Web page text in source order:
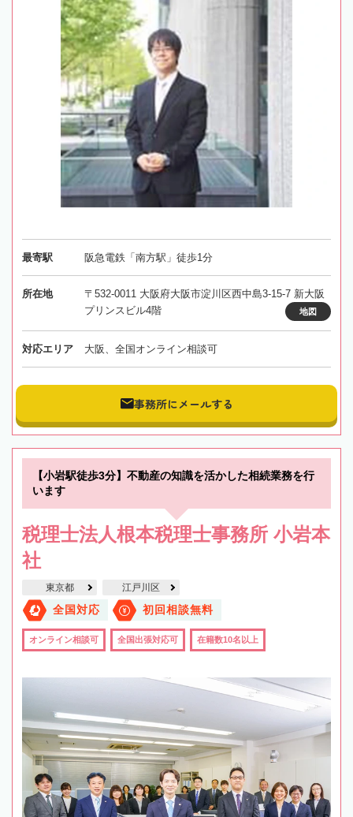
最寄駅 阪急電鉄「南方駅」徒歩1分
所在地
〒532-0011 大阪府大阪市淀川区西中島3-15-7 新大阪
プリンスビル4階
地図
対応エリア 大阪、全国オンライン相談可
事務所にメールする
【小岩駅徒歩3分】不動産の知識を活かした相続業務を行
います
税理士法人根本税理士事務所 小岩本
社
東京都 江戸川区
全国対応 初回相談無料
オンライン相談可 全国出張対応可 在籍数10名以上